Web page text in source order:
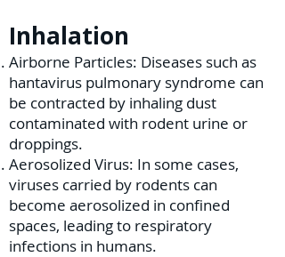
Inhalation
Airborne Particles: Diseases such as
hantavirus pulmonary syndrome can
be contracted by inhaling dust
contaminated with rodent urine or
droppings.
Aerosolized Virus: In some cases,
viruses carried by rodents can
become aerosolized in confined
spaces, leading to respiratory
infections in humans.